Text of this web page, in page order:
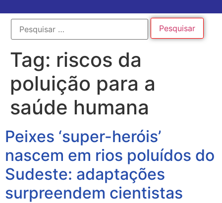
Tag: riscos da
poluição para a
saúde humana
Peixes ‘super-heróis’
nascem em rios poluídos do
Sudeste: adaptações
surpreendem cientistas